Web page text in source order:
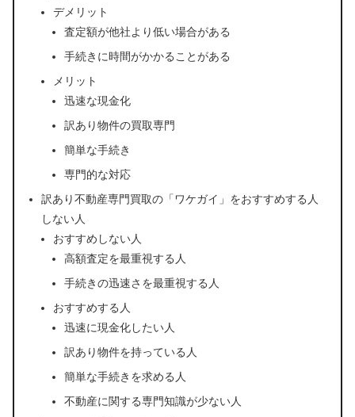
デメリット
査定額が他社より低い場合がある
手続きに時間がかかることがある
メリット
迅速な現金化
訳あり物件の買取専門
簡単な手続き
専門的な対応
訳あり不動産専門買取の「ワケガイ」をおすすめする人
しない人
おすすめしない人
高額査定を最重視する人
手続きの迅速さを最重視する人
おすすめする人
迅速に現金化したい人
訳あり物件を持っている人
簡単な手続きを求める人
不動産に関する専門知識が少ない人